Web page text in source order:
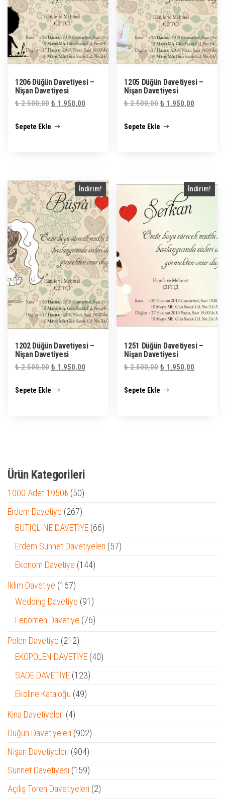
1206 Düğün Davetiyesi –
Nişan Davetiyesi
₺2.500,00 Orijinal
₺ 2.500,00.
₺ 1.950,00
Sepete Ekle
1205 Düğün Davetiyesi –
Nişan Davetiyesi
₺2.500,00 Orijinal
₺ 2.500,00.
₺ 1.950,00
Sepete Ekle
İndirim!
1202 Düğün Davetiyesi –
Nişan Davetiyesi
₺2.500,00 Orijinal
₺ 2.500,00.
₺ 1.950,00
Sepete Ekle
İndirim!
1251 Düğün Davetiyesi –
Nişan Davetiyesi
₺2.500,00 Orijinal
₺ 2.500,00.
₺ 1.950,00
Sepete Ekle
Ürün Kategorileri
1000 Adet 1950₺ 5050
Erdem Davetiye 267267
ürün
BUTIQLINE DAVETİYE 6666
ürün
Erdem Sünnet Davetiyeleri 5757
Ekonom Davetiye 144144
İklim Davetiye 167167
ürün
Wedding Davetiye 9191
ürün
Fenomen Davetiye 7676
Polen Davetiye 212212
ürün
EKOPOLEN DAVETİYE 4040
SADE DAVETİYE 123123
Ekoline Kataloğu 4949
Kına Davetiyeleri 44
ürün
Düğün Davetiyeleri 902902
Nişan Davetiyeleri 904904
ürün
Sünnet Davetiyesi 159159
ürün
Açılış Tören Davetiyeleri 22